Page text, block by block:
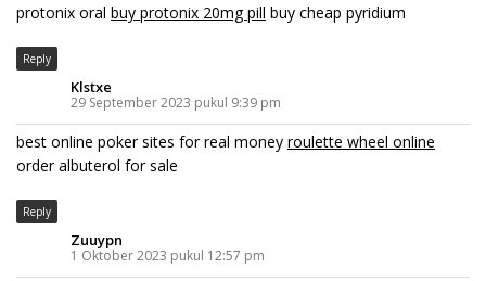
protonix oral buy protonix 20mg pill buy cheap pyridium
Reply
Klstxe
29 September 2023 pukul 9:39 pm
best online poker sites for real money roulette wheel online
order albuterol for sale
Reply
Zuuypn
1 Oktober 2023 pukul 12:57 pm